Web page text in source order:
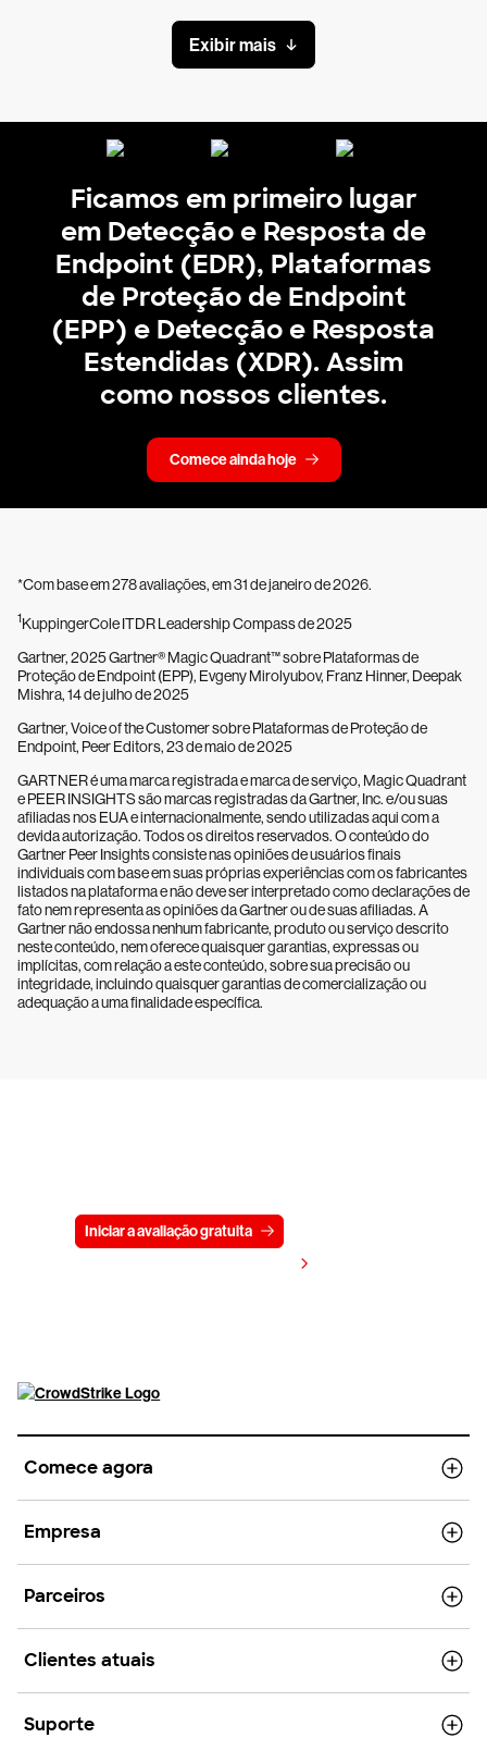
Exibir mais
Ficamos em primeiro lugar
em Detecção e Resposta de
Endpoint (EDR), Plataformas
de Proteção de Endpoint
(EPP) e Detecção e Resposta
Estendidas (XDR). Assim
como nossos clientes.
Comece ainda hoje
*Com base em 278 avaliações, em 31 de janeiro de 2026.
1KuppingerCole ITDR Leadership Compass de 2025
Gartner, 2025 Gartner® Magic Quadrant™ sobre Plataformas de
Proteção de Endpoint (EPP), Evgeny Mirolyubov, Franz Hinner, Deepak
Mishra, 14 de julho de 2025
Gartner, Voice of the Customer sobre Plataformas de Proteção de
Endpoint, Peer Editors, 23 de maio de 2025
GARTNER é uma marca registrada e marca de serviço, Magic Quadrant
e PEER INSIGHTS são marcas registradas da Gartner, Inc. e/ou suas
afiliadas nos EUA e internacionalmente, sendo utilizadas aqui com a
devida autorização. Todos os direitos reservados. O conteúdo do
Gartner Peer Insights consiste nas opiniões de usuários finais
individuais com base em suas próprias experiências com os fabricantes
listados na plataforma e não deve ser interpretado como declarações de
fato nem representa as opiniões da Gartner ou de suas afiliadas. A
Gartner não endossa nenhum fabricante, produto ou serviço descrito
neste conteúdo, nem oferece quaisquer garantias, expressas ou
implícitas, com relação a este conteúdo, sobre sua precisão ou
integridade, incluindo quaisquer garantias de comercialização ou
adequação a uma finalidade específica.
Iniciar a avaliação gratuita
Comece agora
Empresa
Parceiros
Clientes atuais
Suporte